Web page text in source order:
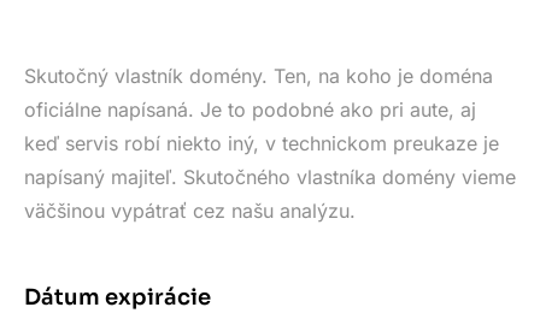
Skutočný vlastník domény. Ten, na koho je doména
oficiálne napísaná. Je to podobné ako pri aute, aj
keď servis robí niekto iný, v technickom preukaze je
napísaný majiteľ. Skutočného vlastníka domény vieme
väčšinou vypátrať cez našu analýzu.
Dátum expirácie